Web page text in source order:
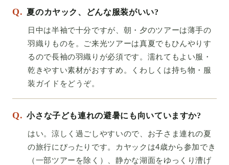
Q. 夏のカヤック、どんな服装がいい?
日中は半袖で十分ですが、朝・夕のツアーは薄手の
羽織りものを。ご来光ツアーは真夏でもひんやりす
るので長袖の羽織りが必須です。濡れてもよい服・
乾きやすい素材がおすすめ。くわしくは持ち物・服
装ガイド をどうぞ。
Q. 小さな子ども連れの避暑にも向いていますか?
はい。涼しく過ごしやすいので、お子さま連れの夏
の旅行にぴったりです。カヤックは4歳から参加でき
（一部ツアーを除く）、静かな湖面をゆっくり漕げ